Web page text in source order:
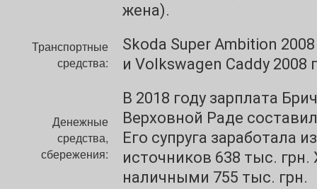
жена).
Транспортные
средства:
Skoda Super Ambition
и Volkswagen Caddy 2008
Денежные
средства,
сбережения:
В 2018 году зарплата
Верховной Раде
Его супруга заработала
источников 638 тыс. грн.
наличными 755 тыс. грн.